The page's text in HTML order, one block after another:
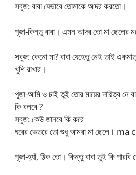
সবুজ: বাবা যেভাবে তোমাকে আদর করতো।
পূজা-কিন্তু বাবা। এমন আদর তো মা ছেলের
সবুজ: কেনো মা? বাবা যেহেতু নেই তাই
খুশি রাখার।
পূজা-আমি ও চাই তুই তোর মায়ের দায়িত্ব নে
কি বলবে ?
সবুজ: কেউ জানবে কি করে
ঘরের ভেতরে তো শুধু আমরা মা ছেলে।
পূজা-হ্যাঁ, ঠিক তো। কিন্তু বাবা তুই কি